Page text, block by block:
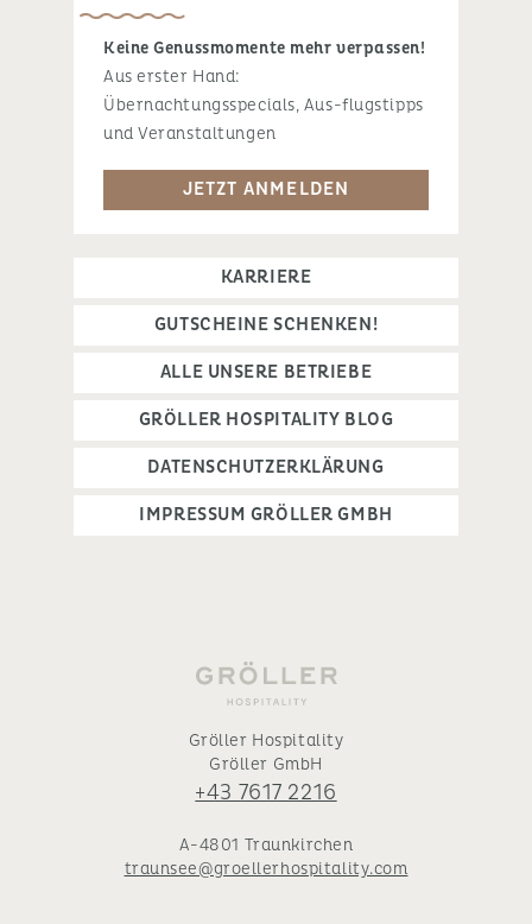
Keine Genussmomente mehr verpassen!
Aus erster Hand:
Übernachtungsspecials, Aus-flugstipps
und Veranstaltungen
JETZT ANMELDEN
KARRIERE
GUTSCHEINE SCHENKEN!
ALLE UNSERE BETRIEBE
GRÖLLER HOSPITALITY BLOG
DATENSCHUTZERKLÄRUNG
IMPRESSUM GRÖLLER GMBH
Gröller Hospitality
Gröller GmbH
+43 7617 2216
A-4801 Traunkirchen
traunsee@groellerhospitality.com